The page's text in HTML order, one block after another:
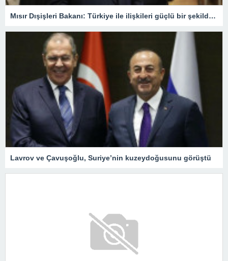
Mısır Dışişleri Bakanı: Türkiye ile ilişkileri güçlü bir şekilde yeniden kuracağımızdan eminiz
Lavrov ve Çavuşoğlu, Suriye’nin kuzeydoğusunu görüştü